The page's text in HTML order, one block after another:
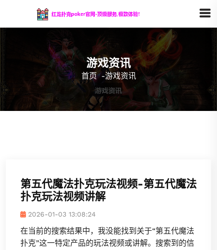
游戏资讯
首页 -游戏资讯
第五代魔法扑克玩法视频-第五代魔法
扑克玩法视频讲解
2026-01-03 13:08:24
在当前的搜索结果中，我没能找到关于“第五代魔法
扑克”这一特定产品的玩法视频或讲解。搜索到的信